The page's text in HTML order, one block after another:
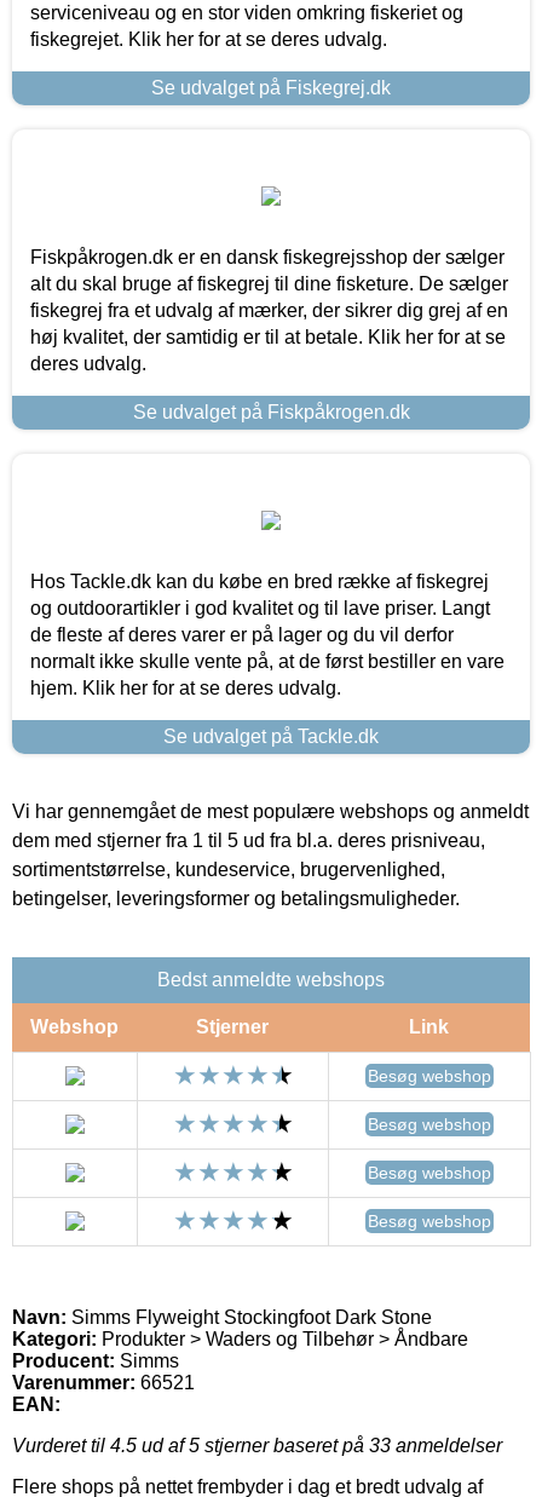
serviceniveau og en stor viden omkring fiskeriet og
fiskegrejet. Klik her for at se deres udvalg.
Se udvalget på Fiskegrej.dk
Fiskpåkrogen.dk er en dansk fiskegrejsshop der sælger
alt du skal bruge af fiskegrej til dine fisketure. De sælger
fiskegrej fra et udvalg af mærker, der sikrer dig grej af en
høj kvalitet, der samtidig er til at betale. Klik her for at se
deres udvalg.
Se udvalget på Fiskpåkrogen.dk
Hos Tackle.dk kan du købe en bred række af fiskegrej
og outdoorartikler i god kvalitet og til lave priser. Langt
de fleste af deres varer er på lager og du vil derfor
normalt ikke skulle vente på, at de først bestiller en vare
hjem. Klik her for at se deres udvalg.
Se udvalget på Tackle.dk
Vi har gennemgået de mest populære webshops og anmeldt
dem med stjerner fra 1 til 5 ud fra bl.a. deres prisniveau,
sortimentstørrelse, kundeservice, brugervenlighed,
betingelser, leveringsformer og betalingsmuligheder.
Bedst anmeldte webshops
Webshop Stjerner Link
Besøg webshop
Besøg webshop
Besøg webshop
Besøg webshop
Navn: Simms Flyweight Stockingfoot Dark Stone
Kategori: Produkter > Waders og Tilbehør > Åndbare
Producent: Simms
Varenummer: 66521
EAN:
Vurderet til 4.5 ud af 5 stjerner baseret på 33 anmeldelser
Flere shops på nettet frembyder i dag et bredt udvalg af